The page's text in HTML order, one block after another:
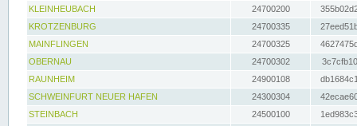
KLEINHEUBACH 24700200
KROTZENBURG
24700335
MAINFLINGEN
24700325
OBERNAU
24700302
RAUNHEIM
24900108
SCHWEINFURT NEUER HAFEN
24300304
STEINBACH
24500100